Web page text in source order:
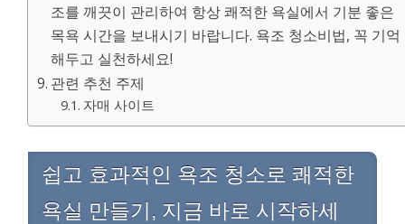
조를 깨끗이 관리하여 항상 쾌적한 욕실에서 기분 좋은
목욕 시간을 보내시기 바랍니다. 욕조 청소비법, 꼭 기억
해두고 실천하세요!
관련 추천 주제
자매 사이트
쉽고 효과적인 욕조 청소로 쾌적한
욕실 만들기, 지금 바로 시작하세